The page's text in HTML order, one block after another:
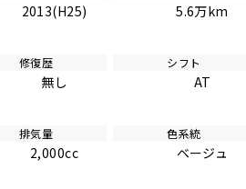
2013(H25) 5.6万km
修復歴
無し
シフト
AT
排気量
2,000cc
色系統
ベージュ